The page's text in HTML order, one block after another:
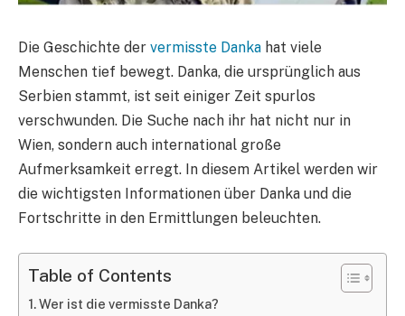
Die Geschichte der vermisste Danka hat viele
Menschen tief bewegt. Danka, die ursprünglich aus
Serbien stammt, ist seit einiger Zeit spurlos
verschwunden. Die Suche nach ihr hat nicht nur in
Wien, sondern auch international große
Aufmerksamkeit erregt. In diesem Artikel werden wir
die wichtigsten Informationen über Danka und die
Fortschritte in den Ermittlungen beleuchten.
Table of Contents
Wer ist die vermisste Danka?